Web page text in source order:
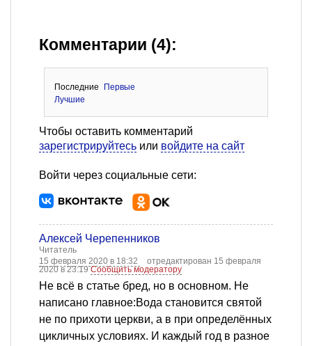
Комментарии (4):
Последние
Первые
Лучшие
Чтобы оставить комментарий
зарегистрируйтесь или войдите на сайт
Войти через социальные сети:
Алексей Черепенников
Читатель
15 февраля 2020 в 18:32
отредактирован 15 февраля
2020 в 23:19Сообщить модератору
Не всё в статье бред, но в основном. Не
написано главное:Вода становится святой
не по прихоти церкви, а в при определённых
цикличных условиях. И каждый год в разное